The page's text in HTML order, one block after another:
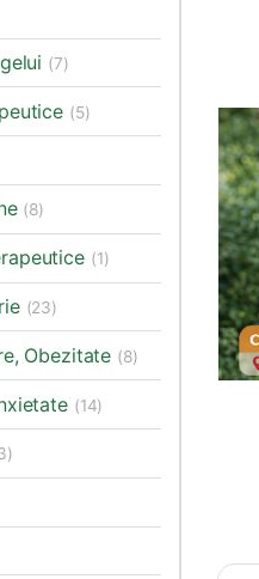
(7)
(5)
(8)
(1)
(23)
Obezitate (8)
(14)